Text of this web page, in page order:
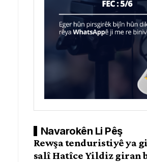
Navarokên Li Pêş
Rewşa tenduristiyê ya
salî Hatîce Yildiz giran